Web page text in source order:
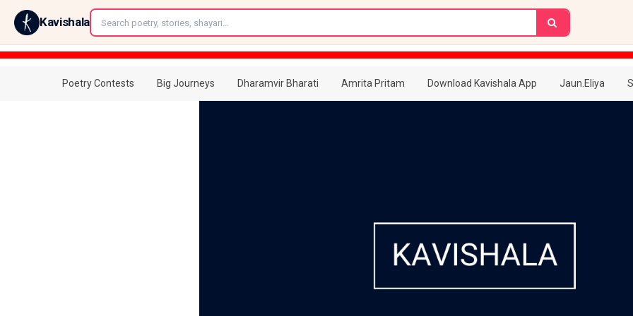
Kavishala
Poetry Contests Big Journeys Dharamvir Bharati Amrita Pritam Download Kavishala App Jaun.Eliya